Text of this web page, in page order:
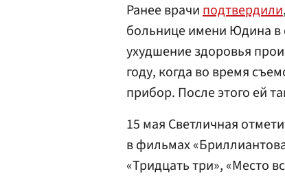
Ранее врачиподтвердили
больнице имени Юдина в
ухудшение здоровья
году, когда во время
прибор. После этого ей
15 мая Светличная
в фильмах
«Тридцать три», «Место